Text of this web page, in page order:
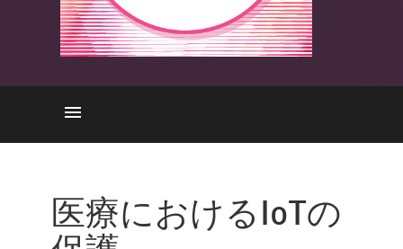
IoT デバイスを保護するための
ヒント
医療におけるIoTの